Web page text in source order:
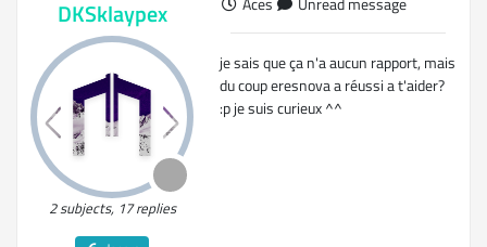
DKSklaypex
2 subjects, 17 replies
je sais que ça n'a aucun rapport, mais
du coup eresnova a réussi a t'aider?
:p je suis curieux ^^